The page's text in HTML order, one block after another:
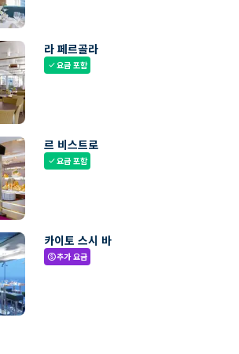
라 페르골라
check요금 포함
르 비스트로
check요금 포함
카이토 스시 바
paid추가 요금